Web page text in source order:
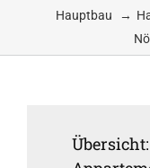
Hauptbau